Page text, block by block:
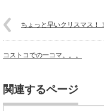
ちょっと早いクリスマス！！
コストコでの一コマ。。。
関連するページ